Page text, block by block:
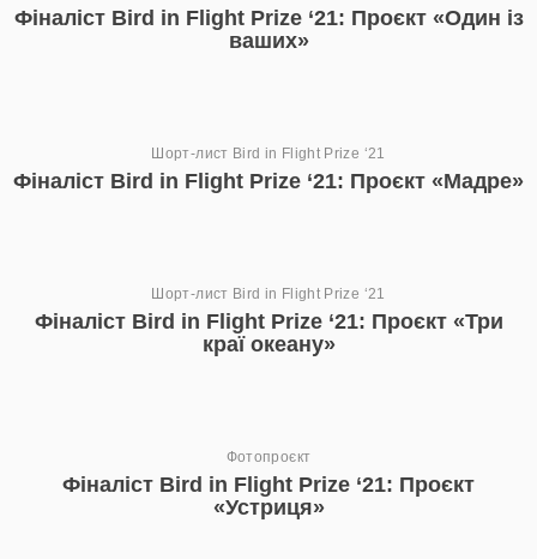
Фіналіст Bird in Flight Prize ‘21: Проєкт «Один із
ваших»
Шорт-лист Bird in Flight Prize ‘21
Фіналіст Bird in Flight Prize ‘21: Проєкт «Мадре»
Шорт-лист Bird in Flight Prize ‘21
Фіналіст Bird in Flight Prize ‘21: Проєкт «Три
краї океану»
Фотопроєкт
Фіналіст Bird in Flight Prize ‘21: Проєкт
«Устриця»